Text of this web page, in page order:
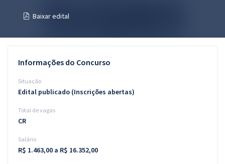
Questões grátis
Conteúdo gratuito
Aprovados
Atendimento
Baixar edital
Informações do Concurso
Situação
Edital publicado (Inscrições abertas)
Total de vagas
CR
Salário
R$ 1.463,00 a R$ 16.352,00